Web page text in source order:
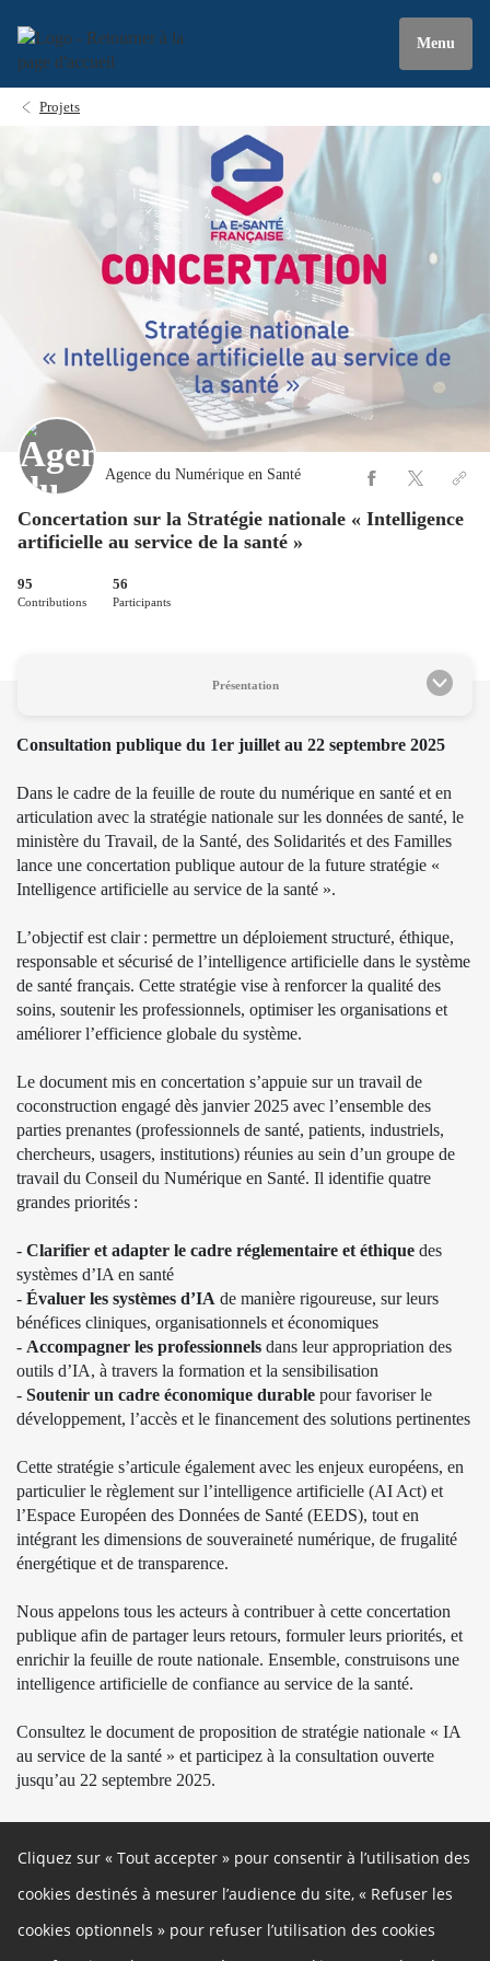
Menu
Projets
Agence du Numérique en Santé
Concertation sur la Stratégie nationale « Intelligence
artificielle au service de la santé »
95
Contributions
56
Participants
Présentation
Consultation publique du 1er juillet au 22 septembre 2025
Dans le cadre de la feuille de route du numérique en santé et en
articulation avec la stratégie nationale sur les données de santé, le
ministère du Travail, de la Santé, des Solidarités et des Familles
lance une concertation publique autour de la future stratégie «
Intelligence artificielle au service de la santé ».
L’objectif est clair : permettre un déploiement structuré, éthique,
responsable et sécurisé de l’intelligence artificielle dans le système
de santé français. Cette stratégie vise à renforcer la qualité des
soins, soutenir les professionnels, optimiser les organisations et
améliorer l’efficience globale du système.
Le document mis en concertation s’appuie sur un travail de
coconstruction engagé dès janvier 2025 avec l’ensemble des
parties prenantes (professionnels de santé, patients, industriels,
chercheurs, usagers, institutions) réunies au sein d’un groupe de
travail du Conseil du Numérique en Santé. Il identifie quatre
grandes priorités :
- Clarifier et adapter le cadre réglementaire et éthique des
systèmes d’IA en santé
- Évaluer les systèmes d’IA de manière rigoureuse, sur leurs
bénéfices cliniques, organisationnels et économiques
- Accompagner les professionnels dans leur appropriation des
outils d’IA, à travers la formation et la sensibilisation
- Soutenir un cadre économique durable pour favoriser le
développement, l’accès et le financement des solutions pertinentes
Cette stratégie s’articule également avec les enjeux européens, en
particulier le règlement sur l’intelligence artificielle (AI Act) et
l’Espace Européen des Données de Santé (EEDS), tout en
intégrant les dimensions de souveraineté numérique, de frugalité
énergétique et de transparence.
Nous appelons tous les acteurs à contribuer à cette concertation
publique afin de partager leurs retours, formuler leurs priorités, et
enrichir la feuille de route nationale. Ensemble, construisons une
intelligence artificielle de confiance au service de la santé.
Consultez le document de proposition de stratégie nationale « IA
au service de la santé » et participez à la consultation ouverte
jusqu’au 22 septembre 2025.
Cliquez sur « Tout accepter » pour consentir à l’utilisation des
cookies destinés à mesurer l’audience du site, « Refuser les
cookies optionnels » pour refuser l’utilisation des cookies
Site officiel Linkedin Twitter